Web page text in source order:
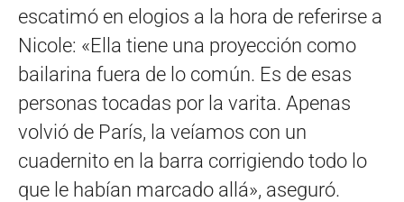
escatimó en elogios a la hora de referirse a
Nicole: «Ella tiene una proyección como
bailarina fuera de lo común. Es de esas
personas tocadas por la varita. Apenas
volvió de París, la veíamos con un
cuadernito en la barra corrigiendo todo lo
que le habían marcado allá», aseguró.